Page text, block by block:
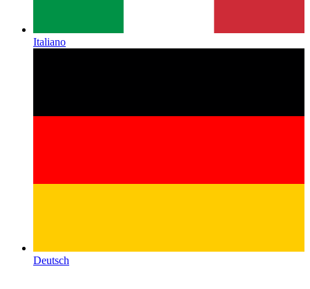
Italiano
Deutsch